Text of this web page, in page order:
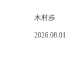
木村歩
2026.08.01